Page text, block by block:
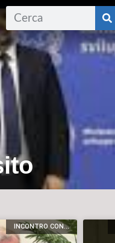
INCONTRO CON...